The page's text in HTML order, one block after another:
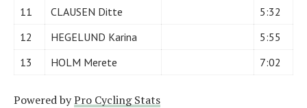
11 CLAUSEN Ditte
5:32
12
HEGELUND Karina
5:55
13
HOLM Merete 7:02
Powered byPro Cycling Stats